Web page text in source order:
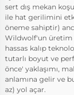
sert dış mekan
ile hat gerilimini
öneme sahiptir)
Wildwolf'un üretim
hassas kalıp
tutarlı boyut ve
önce' yaklaşımı,
anlamına gelir ve
az) yol açar.